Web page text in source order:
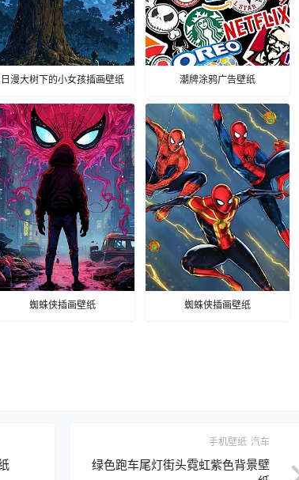
日漫大树下的小女孩插画壁纸 潮牌涂鸦广告壁纸
蜘蛛侠插画壁纸 蜘蛛侠插画壁纸
手机壁纸 汽车
绿色跑车尾灯街头霓虹紫色背景壁